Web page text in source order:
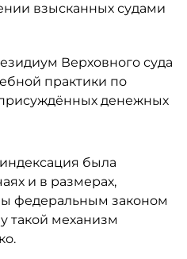
взысканных судами
Верховного суда
практики по
денежных
была
и в размерах,
федеральным законом
такой механизм